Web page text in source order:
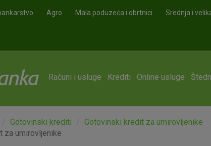
Agro Mala poduzeća i obrtnici Srednja i
Računi i usluge Krediti Online usluge
Gotovinski krediti
Gotovinski kredit za umirovljenike
za umirovljenike